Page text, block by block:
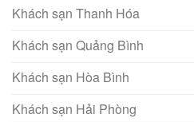
Khách sạn Thanh Hóa
Khách sạn Quảng Bình
Khách sạn Hòa Bình
Khách sạn Hải Phòng